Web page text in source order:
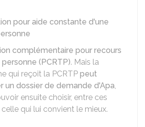
pour aide constante d'une
complémentaire pour recours
(PCRTP). Mais la
qui reçoit la PCRTP peut
un dossier de demande d'Apa,
ensuite choisir, entre ces
celle qui lui convient le mieux.